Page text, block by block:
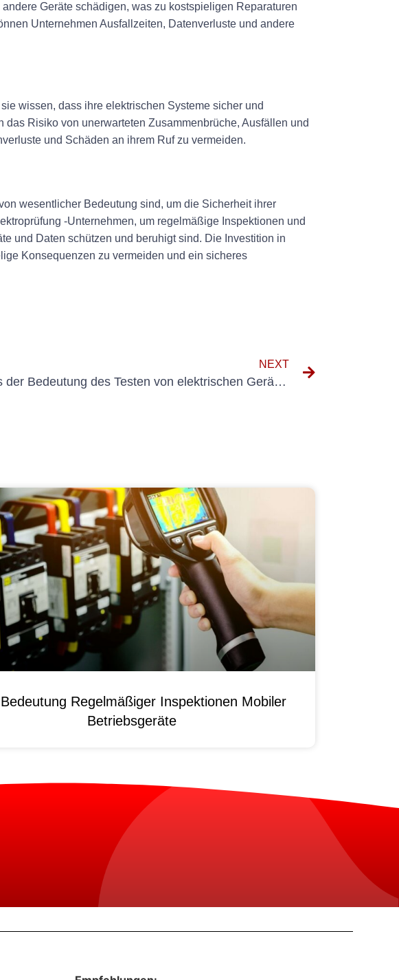
Geräte schädigen, was zu kostspieligen Reparaturen
Unternehmen Ausfallzeiten, Datenverluste und andere
wissen, dass ihre elektrischen Systeme sicher und
Risiko von unerwarteten Zusammenbrüche, Ausfällen und
und Schäden an ihrem Ruf zu vermeiden.
wesentlicher Bedeutung sind, um die Sicherheit ihrer
-Unternehmen, um regelmäßige Inspektionen und
und Daten schützen und beruhigt sind. Die Investition in
Konsequenzen zu vermeiden und ein sicheres
NEXT
Verständnis der Bedeutung des Testen von elektrischen Geräten gemäß den DGUV V3 -Standards
Regelmäßiger Inspektionen Mobiler
Betriebsgeräte